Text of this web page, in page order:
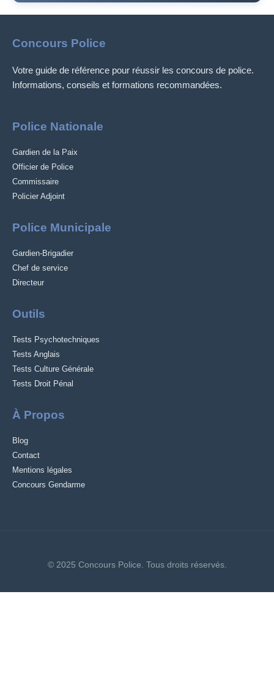
Concours Police
Votre guide de référence pour réussir les concours de police.
Informations, conseils et formations recommandées.
Police Nationale
Gardien de la Paix
Officier de Police
Commissaire
Policier Adjoint
Police Municipale
Gardien-Brigadier
Chef de service
Directeur
Outils
Tests Psychotechniques
Tests Anglais
Tests Culture Générale
Tests Droit Pénal
À Propos
Blog
Contact
Mentions légales
Concours Gendarme
© 2025 Concours Police. Tous droits réservés.